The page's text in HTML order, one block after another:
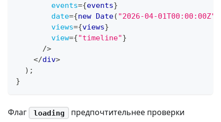
events={events}
date={new Date( "2026-04-01T00:00:00Z"
views={views}
view={"timeline"}
/>
</div>
) ;
}
Флаг loading предпочтительнее проверки